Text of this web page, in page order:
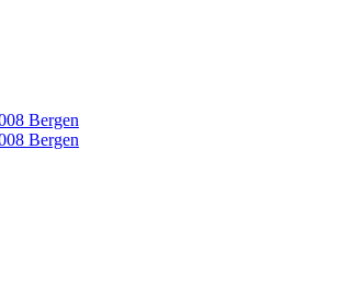
Bergen
Bergen